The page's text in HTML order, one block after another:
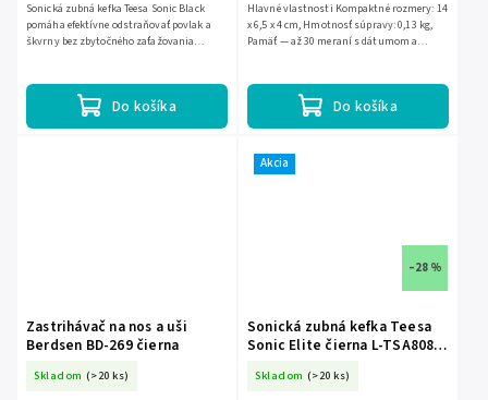
Do košíka
Sonická zubná kefka Teesa Sonic Black
pomáha efektívne odstraňovať povlak a
škvrny bez zbytočného zaťažovania
Do košíka
Hlavné vlastnosti Kompaktné rozmery: 14
x 6,5 x 4 cm, Hmotnosť súpravy: 0,13 kg,
Pamäť — až 30 meraní s dátumom a
Zastrihávač na nos a uši
Berdsen BD-269 čierna
Skladom (>20 ks)
Akcia
–28 %
Sonická zubná kefka Teesa
Sonic Elite čierna L-TSA8082-
Skladom (>20 ks)